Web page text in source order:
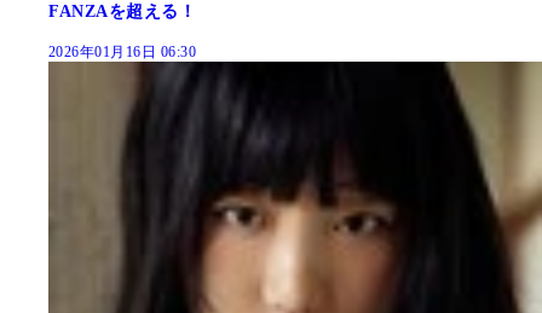
FANZAを超える！
2026年01月16日 06:30